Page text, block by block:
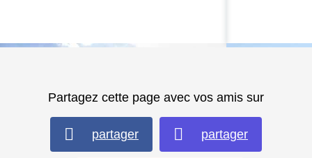
Partagez cette page avec vos amis sur
partager partager